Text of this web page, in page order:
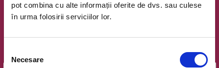
pot combina cu alte informații oferite de dvs. sau culese
în urma folosirii serviciilor lor.
consimțământului
Necesare
Newsletter @ Bilete.ro
evenimente.